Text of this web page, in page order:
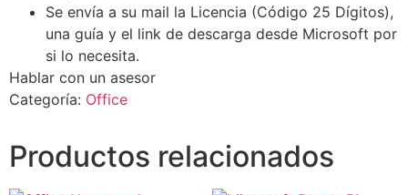
Se envía a su mail la Licencia (Código 25 Dígitos),
una guía y el link de descarga desde Microsoft por
si lo necesita.
Hablar con un asesor
Categoría: Office
Productos relacionados